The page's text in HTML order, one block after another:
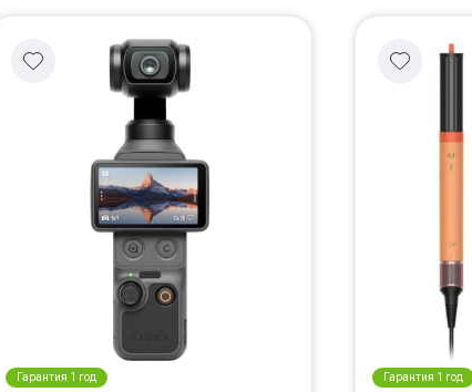
Гарантия 1 год Гарантия 1 год